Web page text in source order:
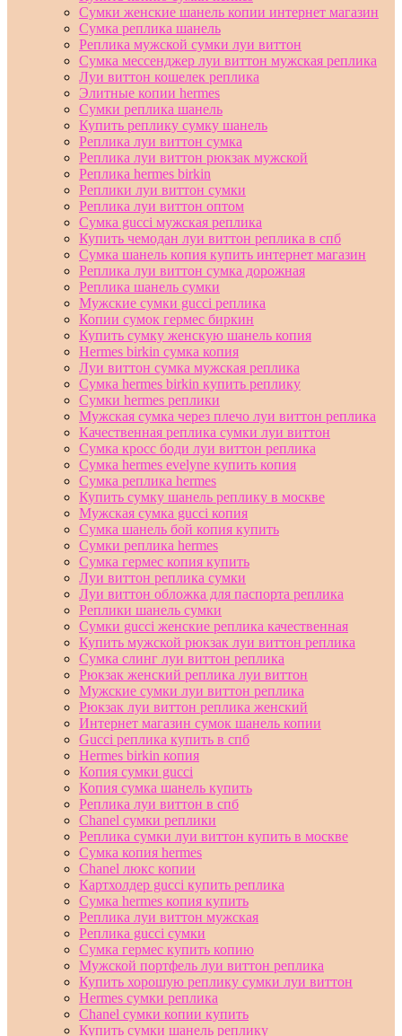
Сумки женские шанель копии интернет магазин
Сумка реплика шанель
Реплика мужской сумки луи виттон
Сумка мессенджер луи виттон мужская реплика
Луи виттон кошелек реплика
Элитные копии hermes
Сумки реплика шанель
Купить реплику сумку шанель
Реплика луи виттон сумка
Реплика луи виттон рюкзак мужской
Реплика hermes birkin
Реплики луи виттон сумки
Реплика луи виттон оптом
Сумка gucci мужская реплика
Купить чемодан луи виттон реплика в спб
Сумка шанель копия купить интернет магазин
Реплика луи виттон сумка дорожная
Реплика шанель сумки
Мужские сумки gucci реплика
Копии сумок гермес биркин
Купить сумку женскую шанель копия
Hermes birkin сумка копия
Луи виттон сумка мужская реплика
Сумка hermes birkin купить реплику
Сумки hermes реплики
Мужская сумка через плечо луи виттон реплика
Качественная реплика сумки луи виттон
Сумка кросс боди луи виттон реплика
Сумка hermes evelyne купить копия
Сумка реплика hermes
Купить сумку шанель реплику в москве
Мужская сумка gucci копия
Сумка шанель бой копия купить
Сумки реплика hermes
Сумка гермес копия купить
Луи виттон реплика сумки
Луи виттон обложка для паспорта реплика
Реплики шанель сумки
Сумки gucci женские реплика качественная
Купить мужской рюкзак луи виттон реплика
Сумка слинг луи виттон реплика
Рюкзак женский реплика луи виттон
Мужские сумки луи виттон реплика
Рюкзак луи виттон реплика женский
Интернет магазин сумок шанель копии
Gucci реплика купить в спб
Hermes birkin копия
Копия сумки gucci
Копия сумка шанель купить
Реплика луи виттон в спб
Chanel сумки реплики
Реплика сумки луи виттон купить в москве
Сумка копия hermes
Chanel люкс копии
Картхолдер gucci купить реплика
Сумка hermes копия купить
Реплика луи виттон мужская
Реплика gucci сумки
Сумка гермес купить копию
Мужской портфель луи виттон реплика
Купить хорошую реплику сумки луи виттон
Hermes сумки реплика
Chanel сумки копии купить
Купить сумки шанель реплику